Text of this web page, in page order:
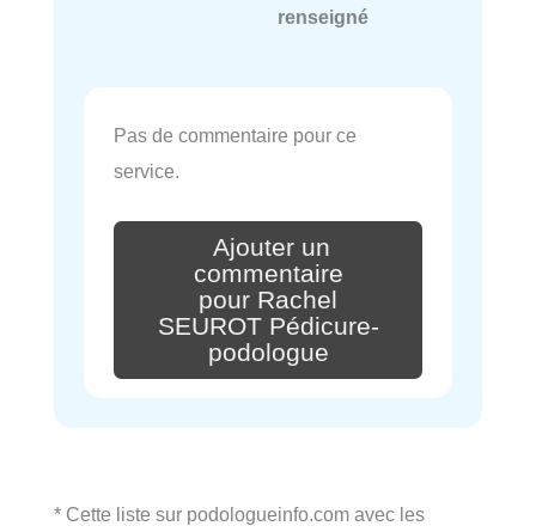
renseigné
Pas de commentaire pour ce
service.
Ajouter un
commentaire
pour Rachel
SEUROT Pédicure-
podologue
* Cette liste sur podologueinfo.com avec les